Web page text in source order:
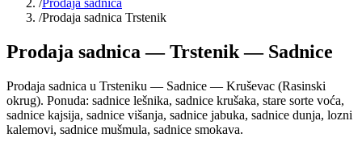
/Prodaja sadnica
/Prodaja sadnica Trstenik
Prodaja sadnica — Trstenik — Sadnice
Prodaja sadnica u Trsteniku — Sadnice — Kruševac (Rasinski
okrug). Ponuda: sadnice lešnika, sadnice krušaka, stare sorte voća,
sadnice kajsija, sadnice višanja, sadnice jabuka, sadnice dunja, lozni
kalemovi, sadnice mušmula, sadnice smokava.